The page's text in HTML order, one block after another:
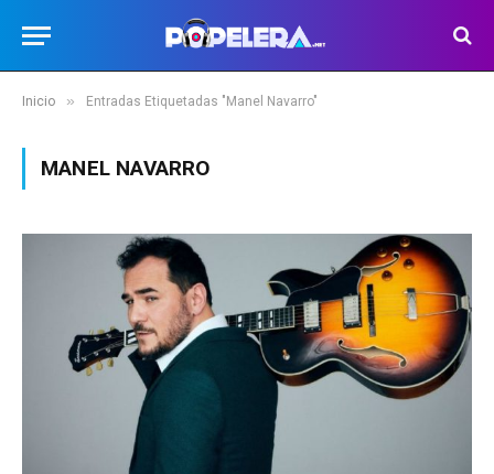
Inicio » Entradas Etiquetadas "Manel Navarro"
MANEL NAVARRO